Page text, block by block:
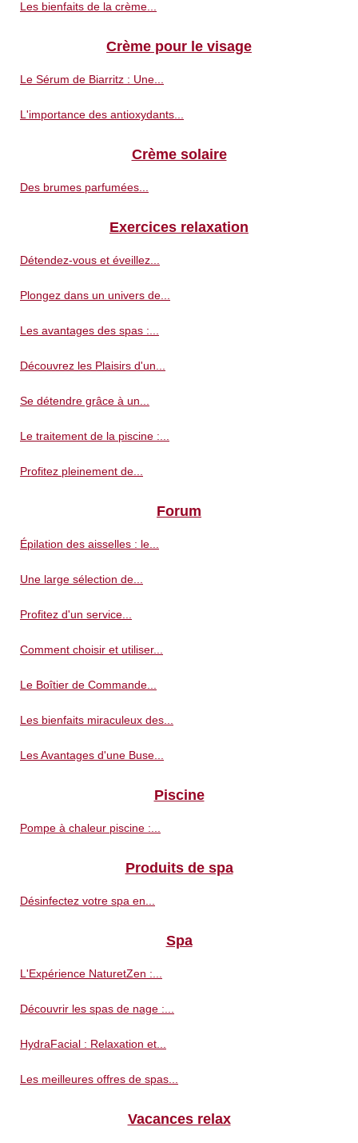
Les bienfaits de la crème...
Crème pour le visage
Le Sérum de Biarritz : Une...
L'importance des antioxydants...
Crème solaire
Des brumes parfumées...
Exercices relaxation
Détendez-vous et éveillez...
Plongez dans un univers de...
Les avantages des spas :...
Découvrez les Plaisirs d'un...
Se détendre grâce à un...
Le traitement de la piscine :...
Profitez pleinement de...
Forum
Épilation des aisselles : le...
Une large sélection de...
Profitez d'un service...
Comment choisir et utiliser...
Le Boîtier de Commande...
Les bienfaits miraculeux des...
Les Avantages d'une Buse...
Piscine
Pompe à chaleur piscine :...
Produits de spa
Désinfectez votre spa en...
Spa
L'Expérience NaturetZen :...
Découvrir les spas de nage :...
HydraFacial : Relaxation et...
Les meilleures offres de spas...
Vacances relax